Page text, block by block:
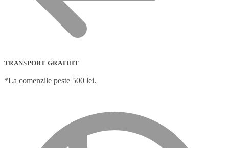
TRANSPORT GRATUIT
*La comenzile peste 500 lei.